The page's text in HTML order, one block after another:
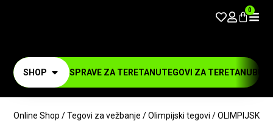
0
SHOP SPRAVE ZA TERETANUTEGOVI ZA TERETANU
Online Shop /Tegovi za vežbanje /Olimpijski tegovi / OLIMPIJSKI